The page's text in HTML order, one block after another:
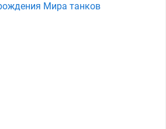
Мира танков